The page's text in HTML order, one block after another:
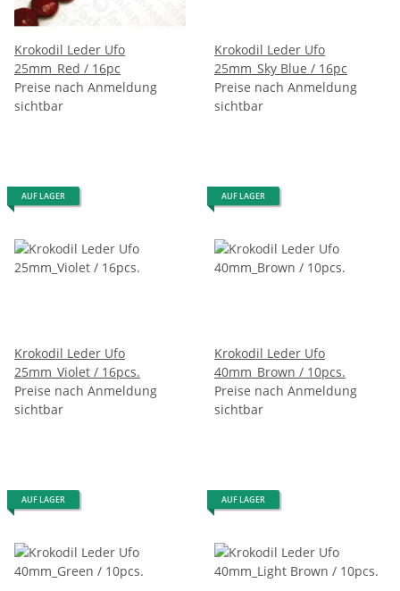
Krokodil Leder Ufo
25mm_Red / 16pc
Preise nach Anmeldung
sichtbar
Krokodil Leder Ufo
25mm_Sky Blue / 16pc
Preise nach Anmeldung
sichtbar
AUF LAGER
Krokodil Leder Ufo
25mm_Violet / 16pcs.
Preise nach Anmeldung
sichtbar
AUF LAGER
Krokodil Leder Ufo
40mm_Brown / 10pcs.
Preise nach Anmeldung
sichtbar
AUF LAGER AUF LAGER